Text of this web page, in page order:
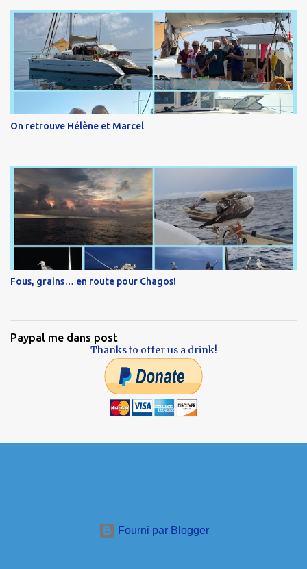
On retrouve Hélène et Marcel
Fous, grains… en route pour Chagos!
Paypal me dans post
Thanks to offer us a drink!
Fourni par Blogger